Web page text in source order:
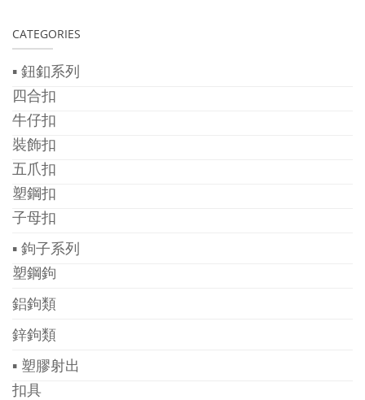
CATEGORIES
▪ 鈕釦系列
四合扣
牛仔扣
裝飾扣
五爪扣
塑鋼扣
子母扣
▪ 鉤子系列
塑鋼鉤
鋁鉤類
鋅鉤類
▪ 塑膠射出
扣具